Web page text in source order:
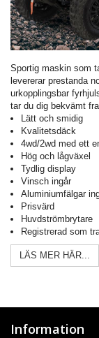
Sportig maskin som
levererar prestanda
urkopplingsbar
tar du dig bekvämt
Lätt och smidig
Kvalitetsdäck
4wd/2wd med ett
Hög och lågväxel
Tydlig display
Vinsch ingår
Aluminiumfälgar
Prisvärd
Huvdströmbrytare
Registrerad som
LÄS MER HÄR...
Information